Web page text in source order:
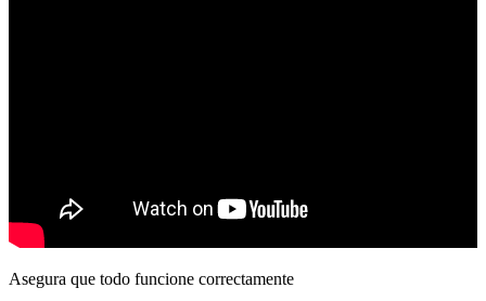
Asegura que todo funcione correctamente